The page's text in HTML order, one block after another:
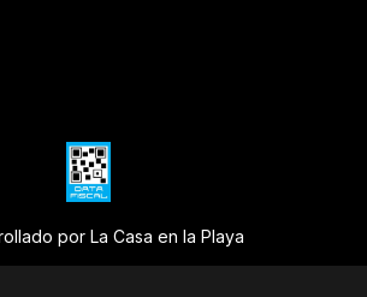
por La Casa en la Playa